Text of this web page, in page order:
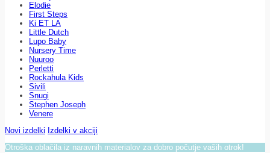
Elodie
First Steps
Ki ET LA
Little Dutch
Lupo Baby
Nursery Time
Nuuroo
Perletti
Rockahula Kids
Sivili
Snugi
Stephen Joseph
Venere
Novi izdelki Izdelki v akciji
Otroška oblačila iz naravnih materialov za dobro počutje vaših otrok!